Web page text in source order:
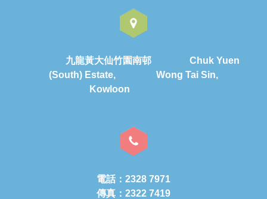
九龍黃大仙竹園南邨 Chuk Yuen
(South) Estate, Wong Tai Sin,
Kowloon
電話：2328 7971
傳真：2322 7419